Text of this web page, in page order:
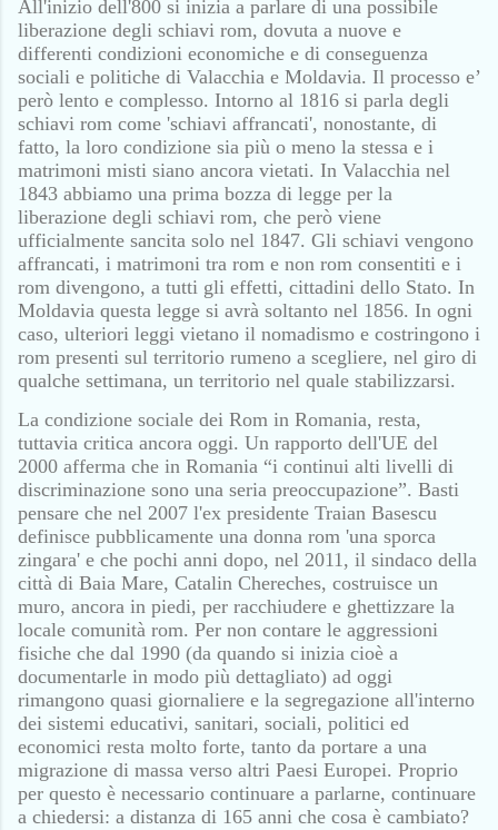
All'inizio dell'800 si inizia a parlare di una possibile
liberazione degli schiavi rom, dovuta a nuove e
differenti condizioni economiche e di conseguenza
sociali e politiche di Valacchia e Moldavia. Il processo e’
però lento e complesso. Intorno al 1816 si parla degli
schiavi rom come 'schiavi affrancati', nonostante, di
fatto, la loro condizione sia più o meno la stessa e i
matrimoni misti siano ancora vietati. In Valacchia nel
1843 abbiamo una prima bozza di legge per la
liberazione degli schiavi rom, che però viene
ufficialmente sancita solo nel 1847. Gli schiavi vengono
affrancati, i matrimoni tra rom e non rom consentiti e i
rom divengono, a tutti gli effetti, cittadini dello Stato. In
Moldavia questa legge si avrà soltanto nel 1856. In ogni
caso, ulteriori leggi vietano il nomadismo e costringono i
rom presenti sul territorio rumeno a scegliere, nel giro di
qualche settimana, un territorio nel quale stabilizzarsi.
La condizione sociale dei Rom in Romania, resta,
tuttavia critica ancora oggi. Un rapporto dell'UE del
2000 afferma che in Romania “i continui alti livelli di
discriminazione sono una seria preoccupazione”. Basti
pensare che nel 2007 l'ex presidente Traian Basescu
definisce pubblicamente una donna rom 'una sporca
zingara' e che pochi anni dopo, nel 2011, il sindaco della
città di Baia Mare, Catalin Chereches, costruisce un
muro, ancora in piedi, per racchiudere e ghettizzare la
locale comunità rom. Per non contare le aggressioni
fisiche che dal 1990 (da quando si inizia cioè a
documentarle in modo più dettagliato) ad oggi
rimangono quasi giornaliere e la segregazione all'interno
dei sistemi educativi, sanitari, sociali, politici ed
economici resta molto forte, tanto da portare a una
migrazione di massa verso altri Paesi Europei. Proprio
per questo è necessario continuare a parlarne, continuare
a chiedersi: a distanza di 165 anni che cosa è cambiato?